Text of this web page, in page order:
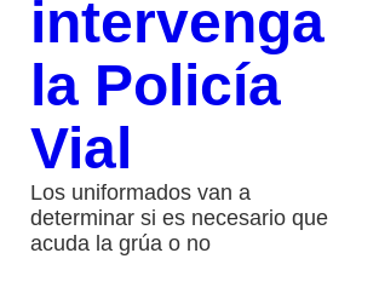
intervenga
la Policía
Vial
Los uniformados van a
determinar si es necesario que
acuda la grúa o no